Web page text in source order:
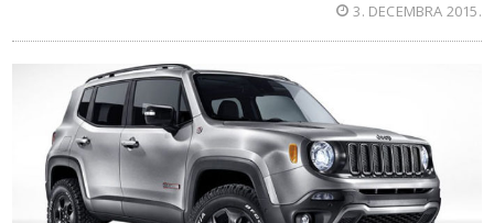
3. DECEMBRA 2015.